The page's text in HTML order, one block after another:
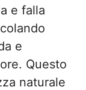
e falla
e
Questo
naturale